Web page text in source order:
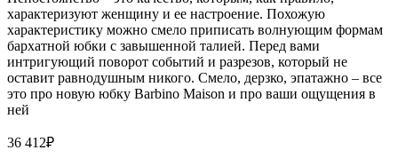
характеризуют женщину и ее настроение. Похожую
характеристику можно смело приписать волнующим формам
бархатной юбки с завышенной талией. Перед вами
интригующий поворот событий и разрезов, который не
оставит равнодушным никого. Смело, дерзко, эпатажно – все
это про новую юбку Barbino Maison и про ваши ощущения в
ней
36 412₽